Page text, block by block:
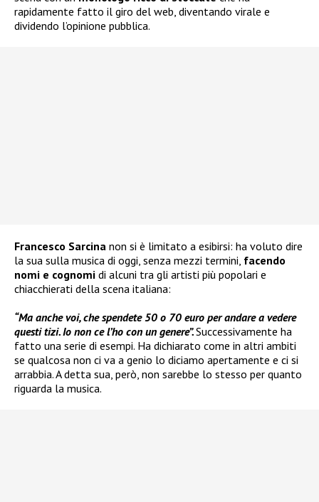
rapidamente fatto il giro del web, diventando virale e
dividendo l’opinione pubblica.
Francesco Sarcina non si è limitato a esibirsi: ha voluto dire
la sua sulla musica di oggi, senza mezzi termini, facendo
nomi e cognomi di alcuni tra gli artisti più popolari e
chiacchierati della scena italiana:
“Ma anche voi, che spendete 50 o 70 euro per andare a vedere
questi tizi. Io non ce l’ho con un genere”.Successivamente ha
fatto una serie di esempi. Ha dichiarato come in altri ambiti
se qualcosa non ci va a genio lo diciamo apertamente e ci si
arrabbia. A detta sua, però, non sarebbe lo stesso per quanto
riguarda la musica.